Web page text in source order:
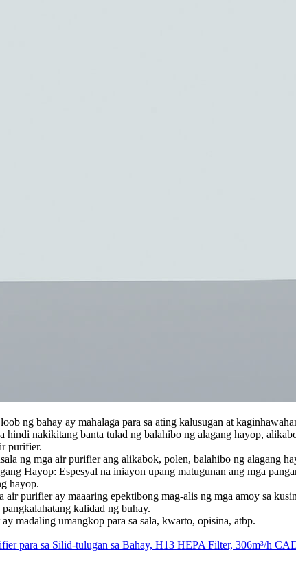
ng bahay ay mahalaga para sa ating kalusugan at
hindi nakikitang banta tulad ng balahibo ng alagang hayop,
purifier.
ng mga air purifier ang alikabok, polen, balahibo ng alagang
Hayop: Espesyal na iniayon upang matugunan ang mga
hayop.
purifier ay maaaring epektibong mag-alis ng mga amoy sa
kalidad ng buhay.
madaling umangkop para sa sala, kwarto, opisina, atbp.